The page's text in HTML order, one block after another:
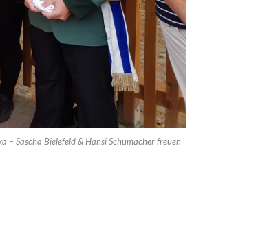
– Sascha Bielefeld & Hansi Schumacher freuen